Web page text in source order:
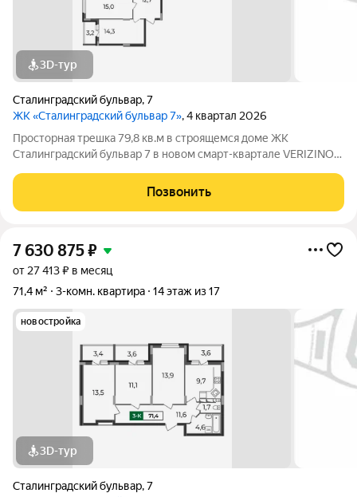
3D-тур
Сталинградский бульвар,7
ЖК «Сталинградский бульвар 7», 4 квартал 2026
Просторная трешка 79,8 кв.м в строящемся доме ЖК
Сталинградский бульвар 7 в новом смарт-квартале VERIZINO
обособленными комнатами, просторной кухней 15 кв.м и
тремя лоджиями. Прямая продажа от
Позвонить
7 630 875₽
от 27 413 ₽ в месяц
71,4 м²
3-комн. квартира 14 этаж из 17
новостройка
3D-тур
Сталинградский бульвар,7